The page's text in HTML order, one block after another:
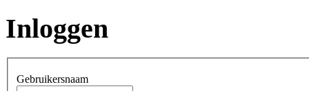
Inloggen
Gebruikersnaam